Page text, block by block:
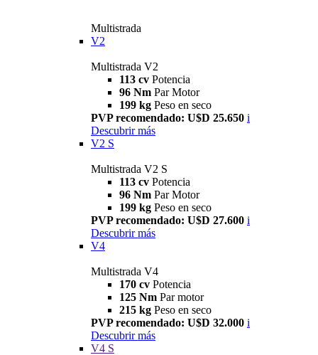
Multistrada
V2
Multistrada V2
113 cv Potencia
96 Nm Par Motor
199 kg Peso en seco
PVP recomendado: U$D 25.650 i
Descubrir más
V2 S
Multistrada V2 S
113 cv Potencia
96 Nm Par Motor
199 kg Peso en seco
PVP recomendado: U$D 27.600 i
Descubrir más
V4
Multistrada V4
170 cv Potencia
125 Nm Par motor
215 kg Peso en seco
PVP recomendado: U$D 32.000 i
Descubrir más
V4 S